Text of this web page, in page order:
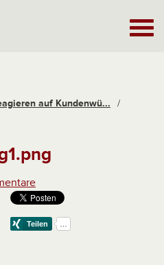
auf Kundenwü...
/